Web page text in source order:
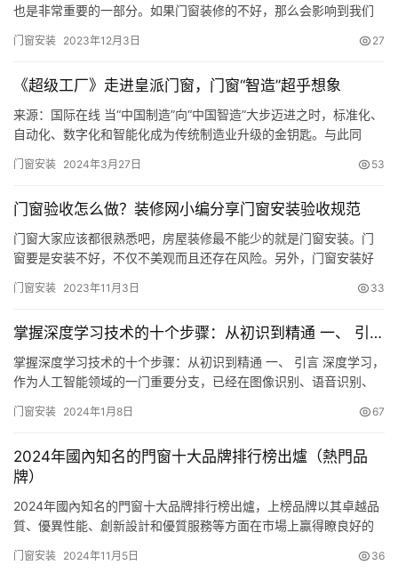
也是非常重要的一部分。如果门窗装修的不好，那么会影响到我们
中，需要关注哪些方面吧。 测量准确尺寸在门窗装修前，必须要做
免得影响之后设计。 虽然门窗的工程比较简单，但是门窗是连接室
内室外…
门窗安装 2023年12月3日 27
《超级工厂》走进皇派门窗，门窗“智造”超乎想象
来源：国际在线 当“中国制造”向“中国智造”大步迈进之时，标准化、
自动化、数字化和智能化成为传统制造业升级的金钥匙。与此同
大技术改造投入，对研发、制造、供应链等全面把控，推动传统制
纵观中国家居产业，在“中国智造”的浪潮中，各企业也正在积极布局
智…
门窗安装 2024年3月27日 53
门窗验收怎么做？装修网小编分享门窗安装验收规范
门窗大家应该都很熟悉吧，房屋装修最不能少的就是门窗安装。门
窗要是安装不好，不仅不美观而且还存在风险。另外，门窗安装好
做呢?今天装修网小编就来跟大家分享一下门窗安装验收规范。 门窗
列的问题。不知道门窗验收怎么做?就赶紧来了解一下装修网小编分
享门窗…
门窗安装 2023年11月3日 33
掌握深度学习技术的十个步骤：从初识到精通 一、 引…
掌握深度学习技术的十个步骤：从初识到精通 一、 引言 深度学习，
作为人工智能领域的一门重要分支，已经在图像识别、语音识别、
深度学习技术的十个关键步骤，帮助读者从入门到精通，逐步探索
技术之前，了解其基础知识是必要的。这包括了解神经网络的基本…
门窗安装 2024年1月8日 67
2024年國內知名的門窗十大品牌排行榜出爐（熱門品
牌）
2024年國內知名的門窗十大品牌排行榜出爐，上榜品牌以其卓越品
質、優異性能、創新設計和優質服務等方面在市場上贏得瞭良好的
大品牌之一，24年專註高端系統門窗研發設計，提供輕奢時尚高顏
门窗安装 2024年11月5日 36